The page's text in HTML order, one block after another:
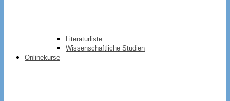
Literaturliste
Wissenschaftliche Studien
Onlinekurse